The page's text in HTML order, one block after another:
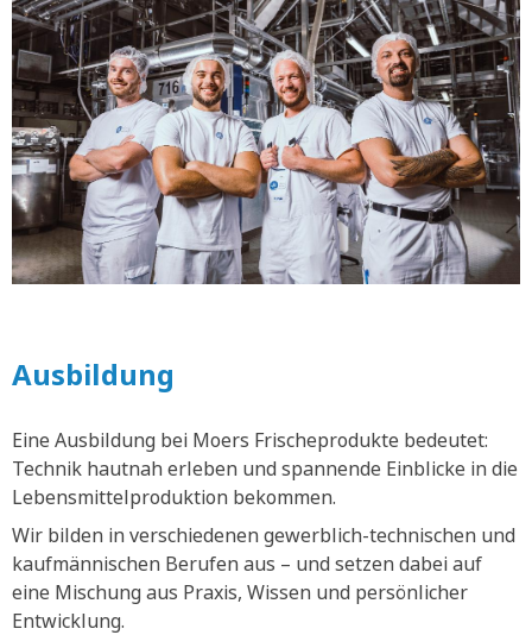
Ausbildung
Eine Ausbildung bei Moers Frischeprodukte bedeutet:
Technik hautnah erleben und spannende Einblicke in die
Lebensmittelproduktion bekommen.
Wir bilden in verschiedenen gewerblich-technischen und
kaufmännischen Berufen aus – und setzen dabei auf
eine Mischung aus Praxis, Wissen und persönlicher
Entwicklung.